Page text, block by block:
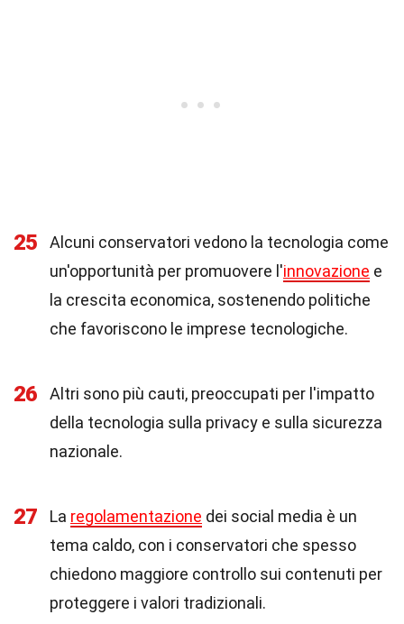
25
Alcuni conservatori vedono la tecnologia come
un'opportunità per promuovere l'innovazione e
la crescita economica, sostenendo politiche
che favoriscono le imprese tecnologiche.
26
Altri sono più cauti, preoccupati per l'impatto
della tecnologia sulla privacy e sulla sicurezza
nazionale.
27 La regolamentazione dei social media è un
tema caldo, con i conservatori che spesso
chiedono maggiore controllo sui contenuti per
proteggere i valori tradizionali.